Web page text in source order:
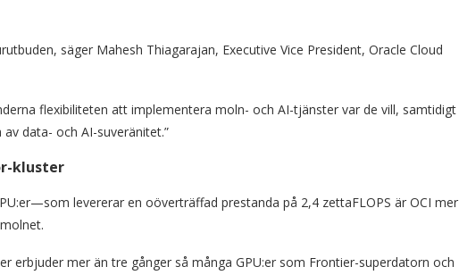
säger Mahesh Thiagarajan, Executive Vice President, Oracle Cloud
flexibiliteten att implementera moln- och AI-tjänster var de vill, samtidigt
data- och AI-suveränitet.”
kluster
levererar en oöverträffad prestanda på 2,4 zettaFLOPS är OCI mer
erbjuder mer än tre gånger så många GPU:er som Frontier-superdatorn och